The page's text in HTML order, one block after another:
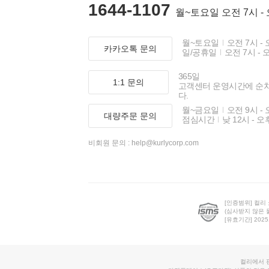
1644-1107 월~토요일 오전 7시 -
카카오톡 문의
월~토요일
오전 7시 -
일/공휴일
오전 7시 -
1:1 문의
365일
고객센터 운영시간에 순
다.
대량주문 문의
월~금요일
오전 9시 -
점심시간
낮 12시 - 오
비회원 문의 : help@kurlycorp.com
[인증범위] 컬리
(심사받지 않은
[유효기간]
컬리에서